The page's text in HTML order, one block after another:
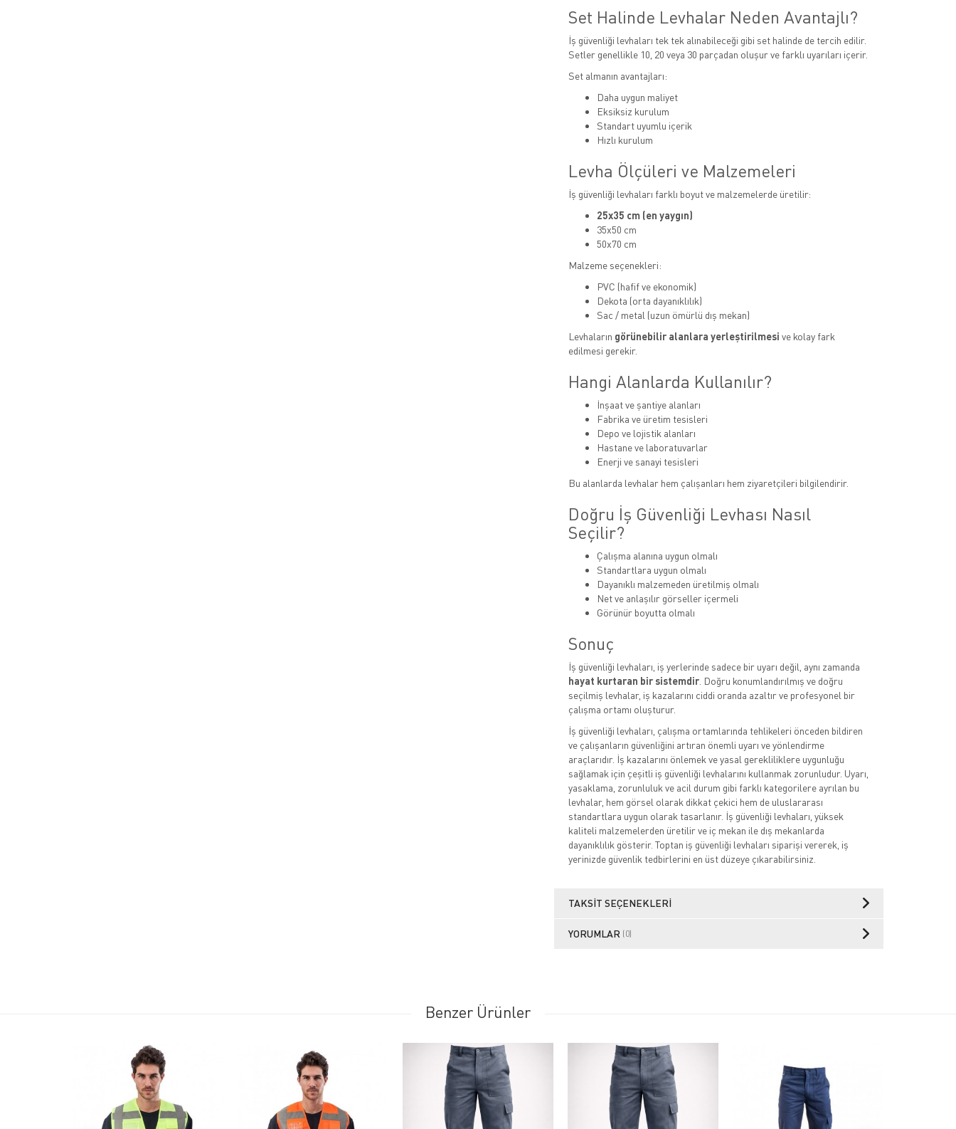
Set Halinde Levhalar Neden Avantajlı?
İş güvenliği levhaları tek tek alınabileceği gibi set halinde de tercih edilir.
Setler genellikle 10, 20 veya 30 parçadan oluşur ve farklı uyarıları içerir.
Set almanın avantajları:
Daha uygun maliyet
Eksiksiz kurulum
Standart uyumlu içerik
Hızlı kurulum
Levha Ölçüleri ve Malzemeleri
İş güvenliği levhaları farklı boyut ve malzemelerde üretilir:
25x35 cm (en yaygın)
35x50 cm
50x70 cm
Malzeme seçenekleri:
PVC (hafif ve ekonomik)
Dekota (orta dayanıklılık)
Sac / metal (uzun ömürlü dış mekan)
Levhaların görünebilir alanlara yerleştirilmesi ve kolay fark
edilmesi gerekir.
Hangi Alanlarda Kullanılır?
İnşaat ve şantiye alanları
Fabrika ve üretim tesisleri
Depo ve lojistik alanları
Hastane ve laboratuvarlar
Enerji ve sanayi tesisleri
Bu alanlarda levhalar hem çalışanları hem ziyaretçileri bilgilendirir.
Doğru İş Güvenliği Levhası Nasıl
Seçilir?
Çalışma alanına uygun olmalı
Standartlara uygun olmalı
Dayanıklı malzemeden üretilmiş olmalı
Net ve anlaşılır görseller içermeli
Görünür boyutta olmalı
Sonuç
İş güvenliği levhaları, iş yerlerinde sadece bir uyarı değil, aynı zamanda
hayat kurtaran bir sistemdir. Doğru konumlandırılmış ve doğru
seçilmiş levhalar, iş kazalarını ciddi oranda azaltır ve profesyonel bir
çalışma ortamı oluşturur.
İş güvenliği levhaları, çalışma ortamlarında tehlikeleri önceden bildiren
ve çalışanların güvenliğini artıran önemli uyarı ve yönlendirme
araçlarıdır. İş kazalarını önlemek ve yasal gerekliliklere uygunluğu
sağlamak için çeşitli iş güvenliği levhalarını kullanmak zorunludur. Uyarı,
yasaklama, zorunluluk ve acil durum gibi farklı kategorilere ayrılan bu
levhalar, hem görsel olarak dikkat çekici hem de uluslararası
standartlara uygun olarak tasarlanır. İş güvenliği levhaları, yüksek
kaliteli malzemelerden üretilir ve iç mekan ile dış mekanlarda
dayanıklılık gösterir. Toptan iş güvenliği levhaları siparişi vererek, iş
yerinizde güvenlik tedbirlerini en üst düzeye çıkarabilirsiniz.
TAKSIT SEÇENEKLERI
YORUMLAR (0)
Benzer Ürünler